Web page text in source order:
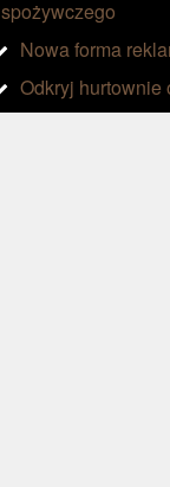
spożywczego
Nowa forma
Odkryj hurtownie